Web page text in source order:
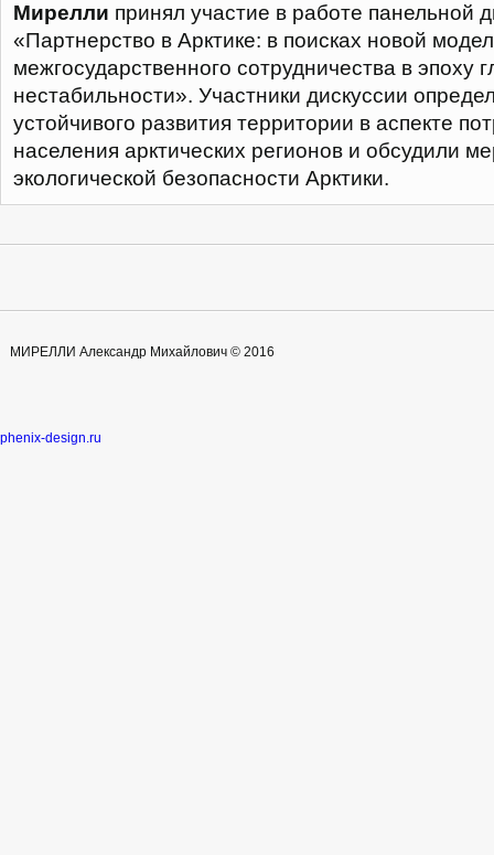
Мирелли принял участие в работе панельной
«Партнерство в Арктике: в поисках новой
межгосударственного сотрудничества в эпоху
нестабильности». Участники дискуссии
устойчивого развития территории в аспекте
населения арктических регионов и обсудили
экологической безопасности Арктики.
МИРЕЛЛИ Александр Михайлович © 2016
phenix-design.ru